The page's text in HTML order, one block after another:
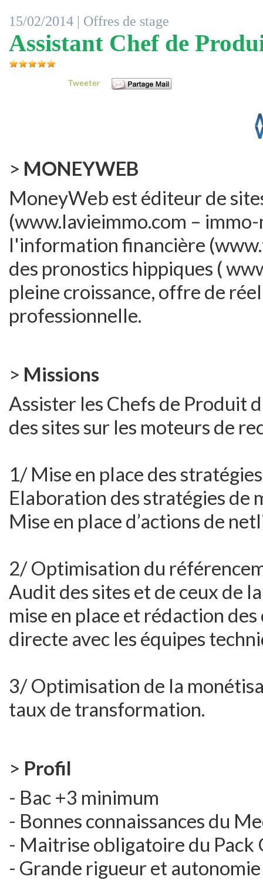
15/02/2014 | Offres de stage
Assistant Chef de
Tweeter
> MONEYWEB
MoneyWeb est éditeur de
(www.lavieimmo.com –
l'information financière
des pronostics hippiques (
pleine croissance, offre de
professionnelle.
> Missions
Assister les Chefs de Produit
des sites sur les moteurs de
1/ Mise en place des
Elaboration des stratégies de
Mise en place d’actions de
2/ Optimisation du
Audit des sites et de ceux de
mise en place et rédaction
directe avec les équipes
3/ Optimisation de la
taux de transformation.
> Profil
- Bac +3 minimum
- Bonnes connaissances du
- Maitrise obligatoire du Pack
- Grande rigueur et autonomie